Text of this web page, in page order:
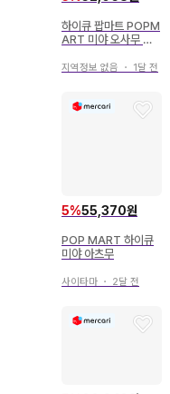
하이큐 팝마트 POPM
ART 미야 오사무 이
지역정보 없음 ・ 1달 전
5%55,370원
POP MART 하이큐
미야 아츠무
사이타마 ・ 2달 전